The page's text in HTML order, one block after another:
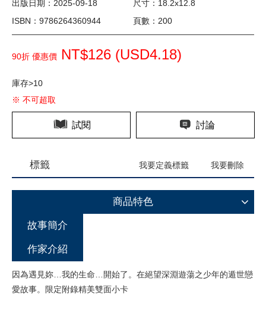
出版日期：2025-09-18
尺寸：18.2x12.8
ISBN：9786264360944
頁數：200
90折 優惠價 NT$126 (USD4.18)
庫存>10
※ 不可超取
試閱 討論
標籤 我要定義標籤 我要刪除
商品特色
故事簡介
作家介紹
因為遇見妳…我的生命…開始了。在絕望深淵遊蕩之少年的遁世戀
愛故事。限定附錄精美雙面小卡